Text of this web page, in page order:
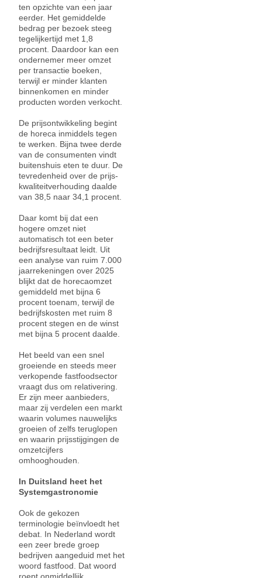
ten opzichte van een jaar
eerder. Het gemiddelde
bedrag per bezoek steeg
tegelijkertijd met 1,8
procent. Daardoor kan een
ondernemer meer omzet
per transactie boeken,
terwijl er minder klanten
binnenkomen en minder
producten worden verkocht.
De prijsontwikkeling begint
de horeca inmiddels tegen
te werken. Bijna twee derde
van de consumenten vindt
buitenshuis eten te duur. De
tevredenheid over de prijs-
kwaliteitverhouding daalde
van 38,5 naar 34,1 procent.
Daar komt bij dat een
hogere omzet niet
automatisch tot een beter
bedrijfsresultaat leidt. Uit
een analyse van ruim 7.000
jaarrekeningen over 2025
blijkt dat de horecaomzet
gemiddeld met bijna 6
procent toenam, terwijl de
bedrijfskosten met ruim 8
procent stegen en de winst
met bijna 5 procent daalde.
Het beeld van een snel
groeiende en steeds meer
verkopende fastfoodsector
vraagt dus om relativering.
Er zijn meer aanbieders,
maar zij verdelen een markt
waarin volumes nauwelijks
groeien of zelfs teruglopen
en waarin prijsstijgingen de
omzetcijfers
omhooghouden.
In Duitsland heet het
Systemgastronomie
Ook de gekozen
terminologie beïnvloedt het
debat. In Nederland wordt
een zeer brede groep
bedrijven aangeduid met het
woord fastfood. Dat woord